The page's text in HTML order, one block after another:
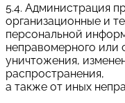
5.4. Администрация
организационные и
персональной
неправомерного или
уничтожения,
распространения,
а также от иных